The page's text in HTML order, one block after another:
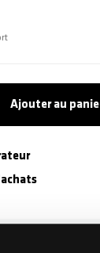
Ajouter au